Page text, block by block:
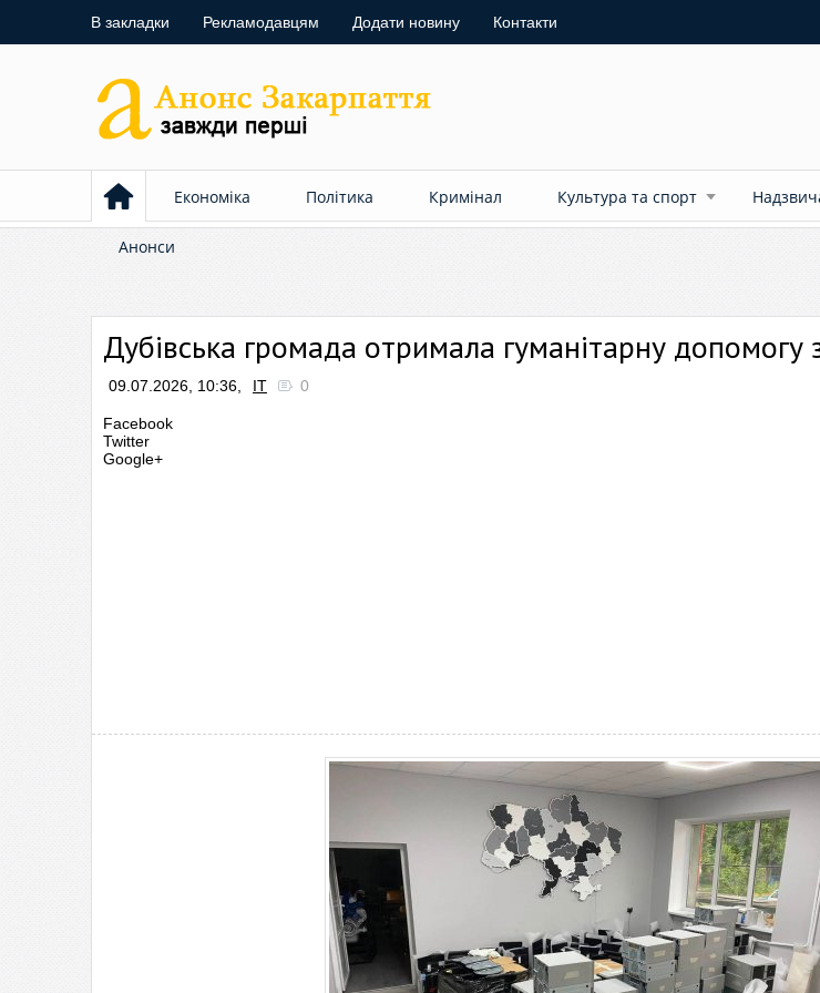
В закладки Рекламодавцям Додати новину Контакти
Економіка Політика Кримінал Культура та спорт
Анонси
Дубівська громада отримала гуманітарну допомогу
09.07.2026, 10:36, ІТ 0
Facebook
Twitter
Google+